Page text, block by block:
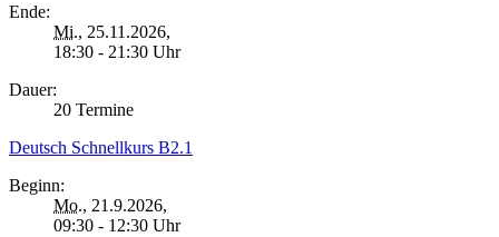
Ende:
Mi., 25.11.2026,
18:30 - 21:30 Uhr
Dauer:
20 Termine
Deutsch Schnellkurs B2.1
Beginn:
Mo., 21.9.2026,
09:30 - 12:30 Uhr